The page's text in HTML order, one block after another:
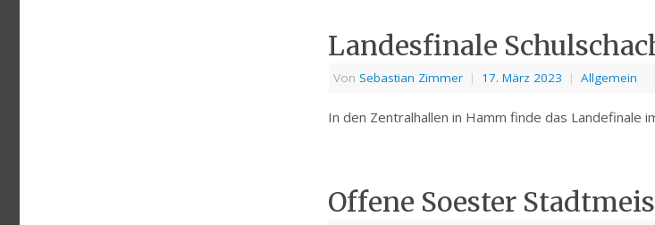
Landesfinale
Von Sebastian Zimmer | 17. März 2023 | Allgemein
In den Zentralhallen in Hamm finde das Landefinale
Offene Soester